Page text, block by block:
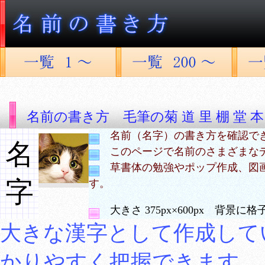
名前の書き方 毛筆の菊 道 里 棚 堂 本
名
字
名前（名字）の書き方を確認で
このページで名前のさまざまな
草書体の勉強やポップ作成、図
す。
大きさ 375px×600px 背景に格
大きな漢字として作成し